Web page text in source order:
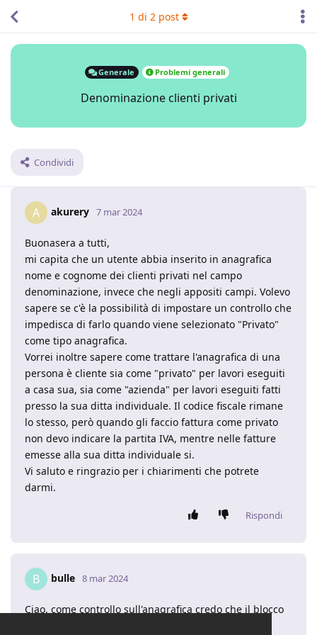
Generale Problemi generali
Denominazione clienti privati
Condividi
1 di 2post
A akurery 7 mar 2024
Buonasera a tutti,
mi capita che un utente abbia inserito in anagrafica
nome e cognome dei clienti privati nel campo
denominazione, invece che negli appositi campi. Volevo
sapere se c'è la possibilità di impostare un controllo che
impedisca di farlo quando viene selezionato "Privato"
come tipo anagrafica.
Vorrei inoltre sapere come trattare l'anagrafica di una
persona è cliente sia come "privato" per lavori eseguiti
a casa sua, sia come "azienda" per lavori eseguiti fatti
presso la sua ditta individuale. Il codice fiscale rimane
lo stesso, però quando gli faccio fattura come privato
non devo indicare la partita IVA, mentre nelle fatture
emesse alla sua ditta individuale si.
Vi saluto e ringrazio per i chiarimenti che potrete
darmi.
Rispondi
B bulle 8 mar 2024
Ciao, come controllo sull'anagrafica credo che il blocco